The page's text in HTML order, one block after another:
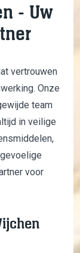
- Uw
vertrouwen
Onze
team
in veilige
voor